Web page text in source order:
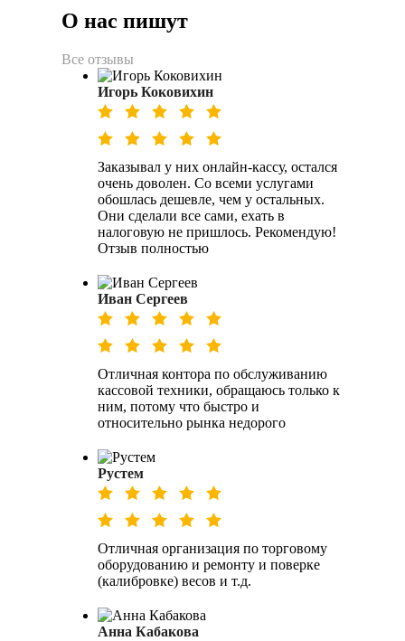
О нас пишут
Все отзывы
Игорь Коковихин
Заказывал у них онлайн-кассу, остался
очень доволен. Со всеми услугами
обошлась дешевле, чем у остальных.
Они сделали все сами, ехать в
налоговую не пришлось. Рекомендую!
Отзыв полностью
Иван Сергеев
Отличная контора по обслуживанию
кассовой техники, обращаюсь только к
ним, потому что быстро и
относительно рынка недорого
Рустем
Отличная организация по торговому
оборудованию и ремонту и поверке
(калибровке) весов и т.д.
Анна Кабакова